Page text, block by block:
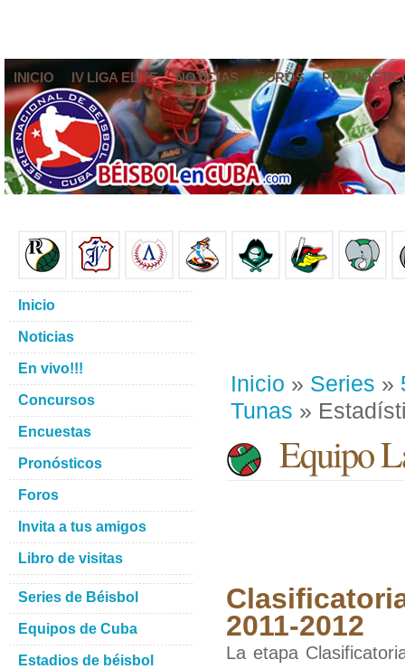
INICIO IV LIGA ELITE NOTICIAS FOROS
Inicio » Series »
Tunas »
Equipo
2011-2012
La etapa
Inicio
Noticias
En vivo!!!
Concursos
Encuestas
Pronósticos
Foros
Invita a tus amigos
Libro de visitas
Series de Béisbol
Equipos de Cuba
Estadios de béisbol